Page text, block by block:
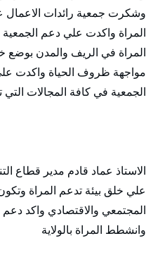
وشكرت جمعية رائدات الاعمال
المراة واكدت علي دعم
المراة في الريف والمدن
مواجهة ظروف الحياة واكدت
الجمعية في كافة المجالات
الاستاذ عماد قادم مدير قطاع
علي خلق بيئة تدعم المراة
المجتمعي والاقتصادي واكد
وانشطط المراة بالولاية